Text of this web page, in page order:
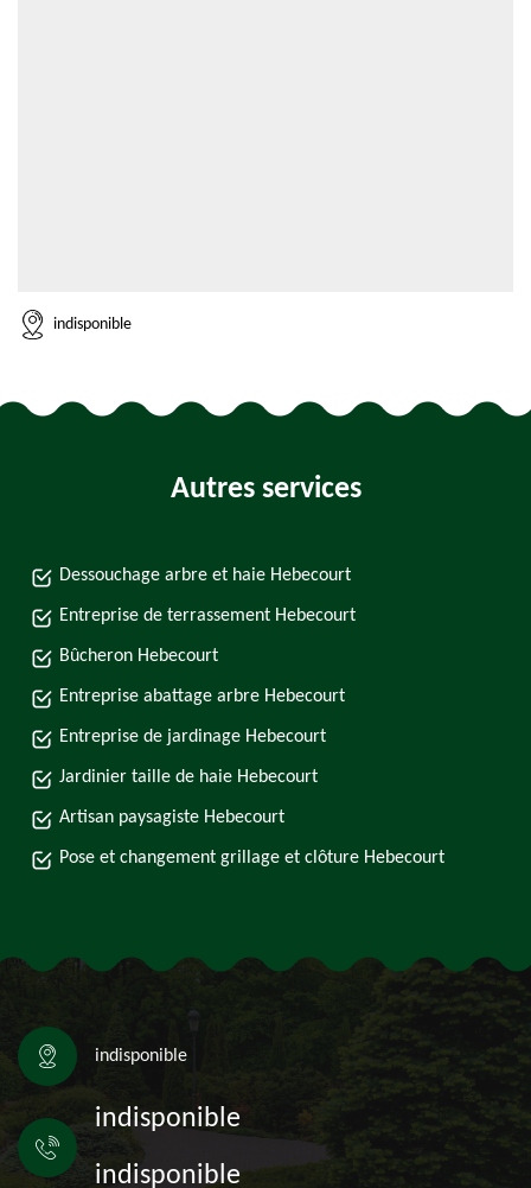
indisponible
Autres services
Dessouchage arbre et haie Hebecourt
Entreprise de terrassement Hebecourt
Bûcheron Hebecourt
Entreprise abattage arbre Hebecourt
Entreprise de jardinage Hebecourt
Jardinier taille de haie Hebecourt
Artisan paysagiste Hebecourt
Pose et changement grillage et clôture Hebecourt
indisponible
indisponible
indisponible